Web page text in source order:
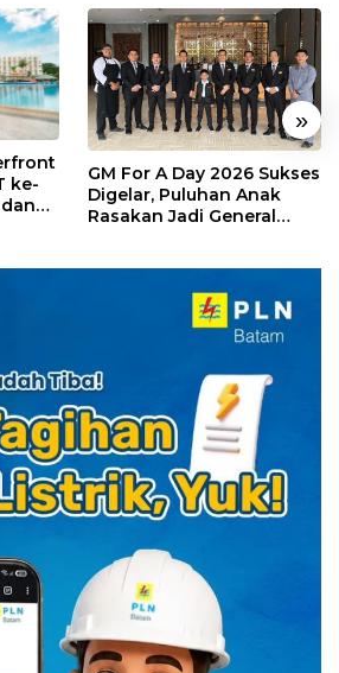
»
ke-
GM For A Day 2026 Sukses
Digelar, Puluhan Anak
Rasakan Jadi General